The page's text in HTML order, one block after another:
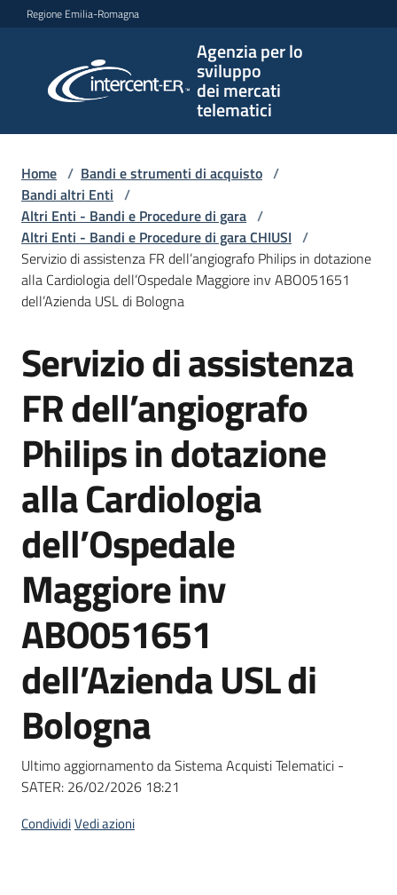
Vai al contenuto
Vai alla navigazione
Vai al footer
Regione Emilia-Romagna
Agenzia per lo
sviluppo
dei mercati
telematici
per lo
sviluppo
telematici
L'Agenzia
e
strumenti
acquisto
Supporto
Piattaforme
telematiche
English
site
su
Home / Bandi e strumenti di acquisto /
Bandi altri Enti /
Altri Enti - Bandi e Procedure di gara /
Altri Enti - Bandi e Procedure di gara CHIUSI /
Servizio di assistenza FR dell’angiografo Philips in dotazione
alla Cardiologia dell’Ospedale Maggiore inv ABO051651
dell’Azienda USL di Bologna
Salta al contenuto
Servizio di assistenza
FR dell’angiografo
Philips in dotazione
alla Cardiologia
dell’Ospedale
Maggiore inv
ABO051651
dell’Azienda USL di
Bologna
Ultimo aggiornamento da Sistema Acquisti Telematici -
SATER: 26/02/2026 18:21
CondividiVedi azioni